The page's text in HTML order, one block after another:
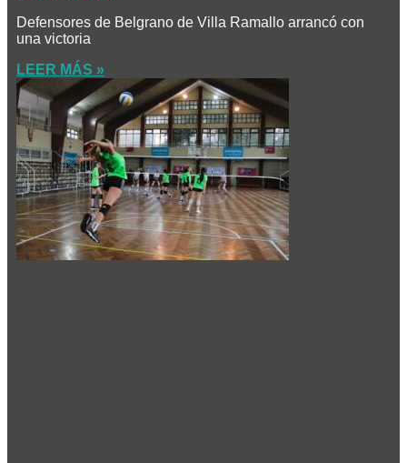
Defensores de Belgrano de Villa Ramallo arrancó con
una victoria
LEER MÁS »